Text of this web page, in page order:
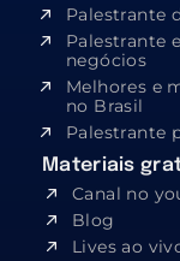
Palestrante
Palestrante
negócios
Melhores e
no Brasil
Palestrante
Materiais
Canal no
Blog
Lives ao